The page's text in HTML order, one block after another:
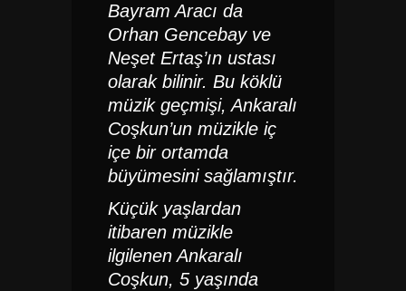
Bayram Aracı da
Orhan Gencebay ve
Neşet Ertaş’ın ustası
olarak bilinir. Bu köklü
müzik geçmişi,Ankaralı
Coşkun’un müzikle iç
içe bir ortamda
büyümesini sağlamıştır.
Küçük yaşlardan
itibaren müzikle
ilgilenenAnkaralı
Coşkun, 5 yaşında